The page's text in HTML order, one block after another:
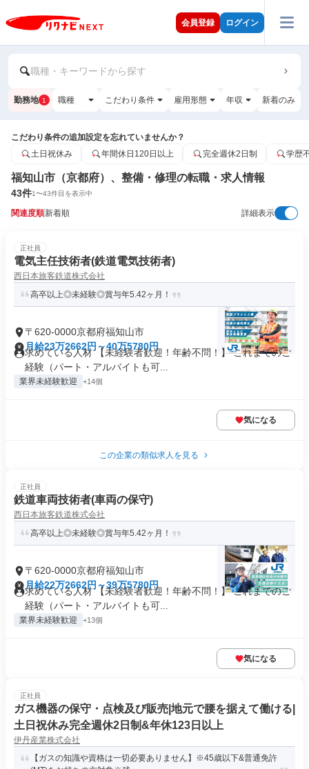
会員登録 ログイン
職種・キーワードから探す
勤務地 1 職種 こだわり条件 雇用形態 年収 新着のみ
こだわり条件の追加設定を忘れていませんか？
土日祝休み
年間休日120日以上 完全週休2日制 学歴
福知山市（京都府）、整備・修理の転職・求人情報
43件1〜43件目を表示中
関連度順新着順 詳細表示
正社員
電気主任技術者(鉄道電気技術者)
西日本旅客鉄道株式会社
高卒以上◎未経験◎賞与年5.42ヶ月！
〒620-0000京都府福知山市
月給23万2662円～40万5780円
求めている人材 【未経験者歓迎！年齢不問！】 これまでのご
経験（パート・アルバイトも可...
業界未経験歓迎 +14個
気になる
この企業の類似求人を見る
正社員
鉄道車両技術者(車両の保守)
西日本旅客鉄道株式会社
高卒以上◎未経験◎賞与年5.42ヶ月！
〒620-0000京都府福知山市
月給22万2662円～39万5780円
求めている人材 【未経験者歓迎！年齢不問！】 これまでのご
経験（パート・アルバイトも可...
業界未経験歓迎 +13個
気になる
正社員
ガス機器の保守・点検及び販売|地元で腰を据えて働ける|
土日祝休み完全週休2日制&年休123日以上
伊丹産業株式会社
【ガスの知識や資格は一切必要ありません】※45歳以下&普通免許